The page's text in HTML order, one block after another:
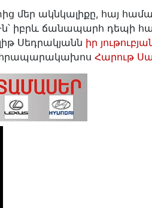
ակնկալիքը, հայ
ն՝ իբրև ճանապարհ դեպի
Սեդրակյանն իր
հրապարակախոս Հարութ